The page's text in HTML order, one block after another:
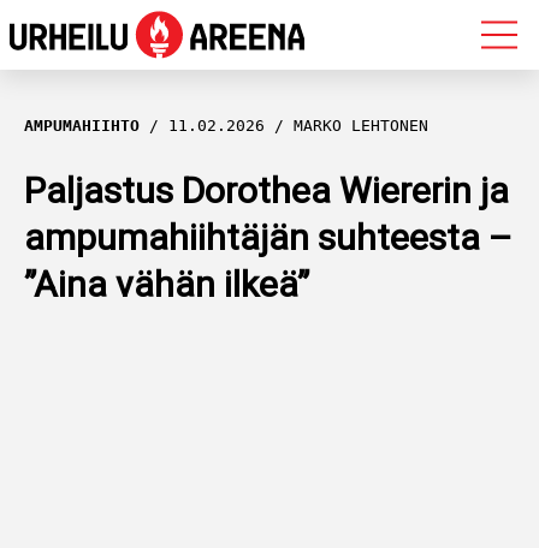
OLYMPIALAISET
MAASTOHIIHTO
AMPUMAHIIHTO
YLEISURHEILU
AMPUMAHIIHTO 11.02.2026 MARKO LEHTONEN
Paljastus Dorothea Wiererin ja
ampumahiihtäjän suhteesta –
”Aina vähän ilkeä”